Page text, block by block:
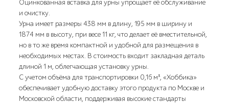
Оцинкованная вставка для урны упрощает её обслуживание
и очистку.
Урна имеет размеры 438 мм в длину, 195 мм в ширину и
1874 мм в высоту, при весе 11 кг, что делает её вместительной,
но в то же время компактной и удобной для размещения в
необходимых местах. В стоимость входит закладная деталь
длиной 1 м, облегчающая установку урны.
С учетом объёма для транспортировки 0,16 м³, «Хоббика»
обеспечивает удобную доставку этого продукта по Москве и
Московской области, поддерживая высокие стандарты